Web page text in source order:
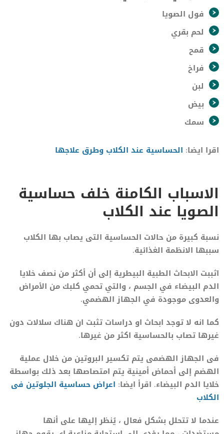
فول الصويا
لحم بقري
قمح
فراخ
لبن
بيض
سمك
اقرا ايضا: الحساسية عند الكلاب وطرق علاجها
الاسباب الكامنة خلف حساسية
الصويا عند الكلاب
نسبة كبيرة من حالات الحساسية التى يصاب بها الكلاب
سببها الانظمة الغذائية.
اثببت الابحاث الطبية البيطرية إلى أن أكثر من نصف خلايا
الدم البيضاء في الجسم ، والتي تحمي كلبك من الأمراض
والعدوى موجودة في الجهاز الهضمي.
كما انه لا توجد ابحاث او دراسات تثبت ان هناك سلالات دون
غيرها تصاب بالحساسية اكثر من غيرها.
فى الجهاز الهضمى يتم تكسير البروتين من خلال عملية
الهضم إلى أحماض أمينية يتم امتصاصها بعد ذلك بواسطة
خلايا الدم البيضاء. اقرأ ايضا: اعراض حساسية الجلوتين فى
الكلاب
عندما لا تتحلل بشكل فعال ، يُنظر إليها على أنها